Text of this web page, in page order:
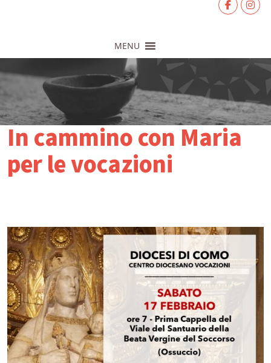
MENU
In cammino con Maria
per le vocazioni